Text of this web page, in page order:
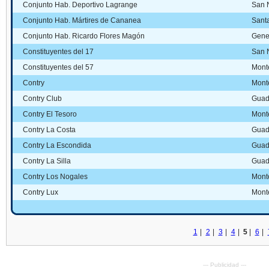
Conjunto Hab. Deportivo Lagrange
San
Conjunto Hab. Mártires de Cananea
Conjunto Hab. Ricardo Flores Magón
Constituyentes del 17
San
Constituyentes del 57
Contry
Contry Club
Contry El Tesoro
Contry La Costa
Contry La Escondida
Contry La Silla
Contry Los Nogales
Contry Lux
1 2 3 4 5| 6
--- Publicidad ---